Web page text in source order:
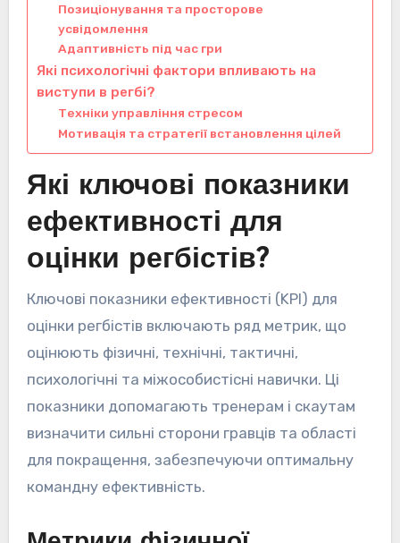
Позиціонування та просторове
усвідомлення
Адаптивність під час гри
Які психологічні фактори впливають на
виступи в регбі?
Техніки управління стресом
Мотивація та стратегії встановлення цілей
Які ключові показники
ефективності для
оцінки регбістів?
Ключові показники ефективності (KPI) для
оцінки регбістів включають ряд метрик, що
оцінюють фізичні, технічні, тактичні,
психологічні та міжособистісні навички. Ці
показники допомагають тренерам і скаутам
визначити сильні сторони гравців та області
для покращення, забезпечуючи оптимальну
командну ефективність.